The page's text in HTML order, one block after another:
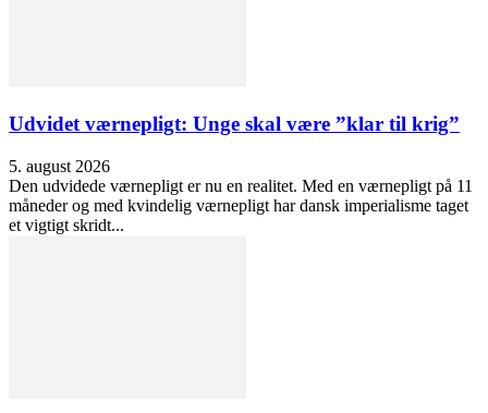
Udvidet værnepligt: Unge skal være ”klar til krig”
5. august 2026
Den udvidede værnepligt er nu en realitet. Med en værnepligt på 11
måneder og med kvindelig værnepligt har dansk imperialisme taget
et vigtigt skridt...